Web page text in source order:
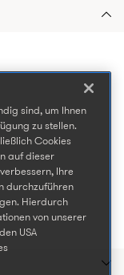
sind, um Ihnen
zu stellen.
Cookies
auf dieser
Ihre
durchzuführen
Hierdurch
von unserer
USA